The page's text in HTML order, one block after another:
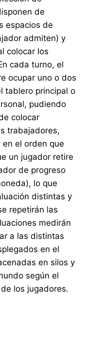
de
espacios de
admiten) y
colocar los
cada turno, el
ocupar uno o dos
tablero principal o
pudiendo
colocar
trabajadores,
el orden que
un jugador retire
de progreso
lo que
distintas y
repetirán las
medirán
a las distintas
en el
en silos y
según el
los jugadores.